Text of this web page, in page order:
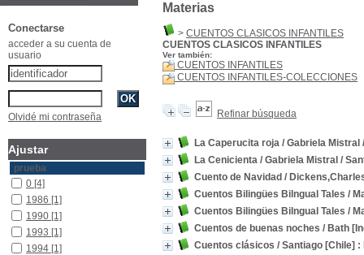
Materias
> CUENTOS CLASICOS INFANTILES
CUENTOS CLASICOS INFANTILES
Ver también:
CUENTOS INFANTILES
CUENTOS INFANTILES-COLECCIONES
Refinar búsqueda
La Caperucita roja / Gabriela Mistral
La Cenicienta / Gabriela Mistral /
Cuento de Navidad /
Cuentos Bilingües Bilngual Tales /
Cuentos Bilingües Bilngual Tales /
Cuentos de buenas noches / Bath
Cuentos clásicos / Santiago [Chile]
Conectarse
acceder a su cuenta de
usuario
Olvidé mi contraseña
Ajustar
prueba
0 [4]
1986 [1]
1990 [1]
1993 [1]
1994 [1]